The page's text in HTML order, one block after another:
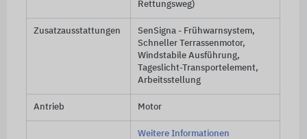
Rettungsweg)
Zusatzausstattungen
SenSigna - Frühwarnsystem,
Schneller Terrassenmotor,
Windstabile Ausführung,
Tageslicht-Transportelement,
Arbeitsstellung
Antrieb Motor
Weitere Informationen